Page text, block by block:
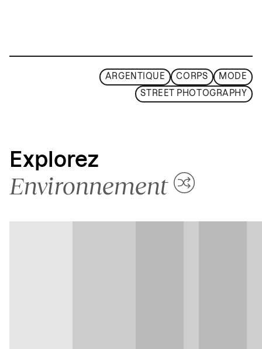
ARGENTIQUE CORPS MODE
STREET PHOTOGRAPHY
Explorez
Environnement